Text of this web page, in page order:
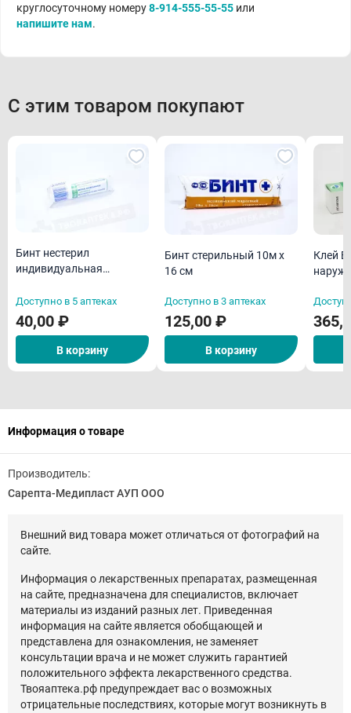
круглосуточному номеру8-914-555-55-55 или
напишите нам.
С этим товаром покупают
Бинт нестерил
индивидуальная
Доступно в 5 аптеках
40,00 ₽
В корзину
Бинт стерильный 10м х
16 см
Доступно в 3 аптеках
125,00 ₽
В корзину
Клей
Информация о товаре
Производитель:
Сарепта-Медипласт АУП ООО
Внешний вид товара может отличаться от фотографий на
сайте.
Информация о лекарственных препаратах, размещенная
на сайте, предназначена для специалистов, включает
материалы из изданий разных лет. Приведенная
информация на сайте является обобщающей и
представлена для ознакомления, не заменяет
консультации врача и не может служить гарантией
положительного эффекта лекарственного средства.
Твояаптека.рф предупреждает вас о возможных
отрицательные последствиях, которые могут возникнуть в